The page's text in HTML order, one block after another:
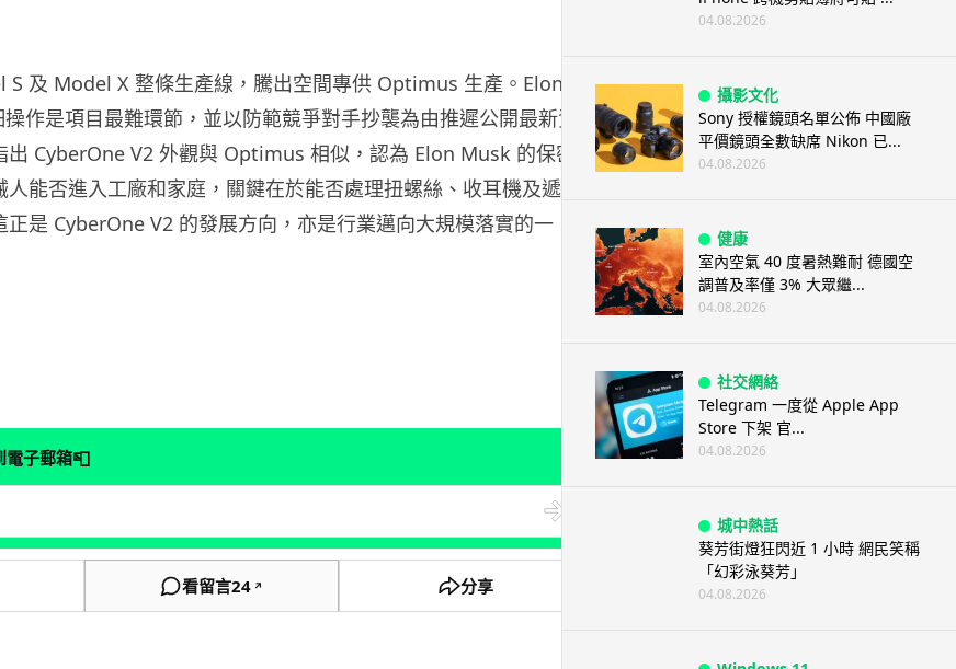
S 及 Model X 整條生產線，騰出空間專供 Optimus 生產。Elon
作是項目最難環節，並以防範競爭對手抄襲為由推遲公開最新資
CyberOne V2 外觀與 Optimus 相似，認為 Elon Musk 的保密
能否進入工廠和家庭，關鍵在於能否處理扭螺絲、收耳機及遞送
正是 CyberOne V2 的發展方向，亦是行業邁向大規模落實的一
電子郵箱📮
看留言24 ↗ 分享
04.08.2026
攝影文化
Sony 授權鏡頭名單公佈 中國廠
平價鏡頭全數缺席 Nikon 已...
04.08.2026
健康
室內空氣 40 度暑熱難耐 德國空
調普及率僅 3% 大眾繼...
04.08.2026
社交網絡
Telegram 一度從 Apple App
Store 下架 官...
04.08.2026
城中熱話
葵芳街燈狂閃近 1 小時 網民笑稱
「幻彩泳葵芳」
04.08.2026